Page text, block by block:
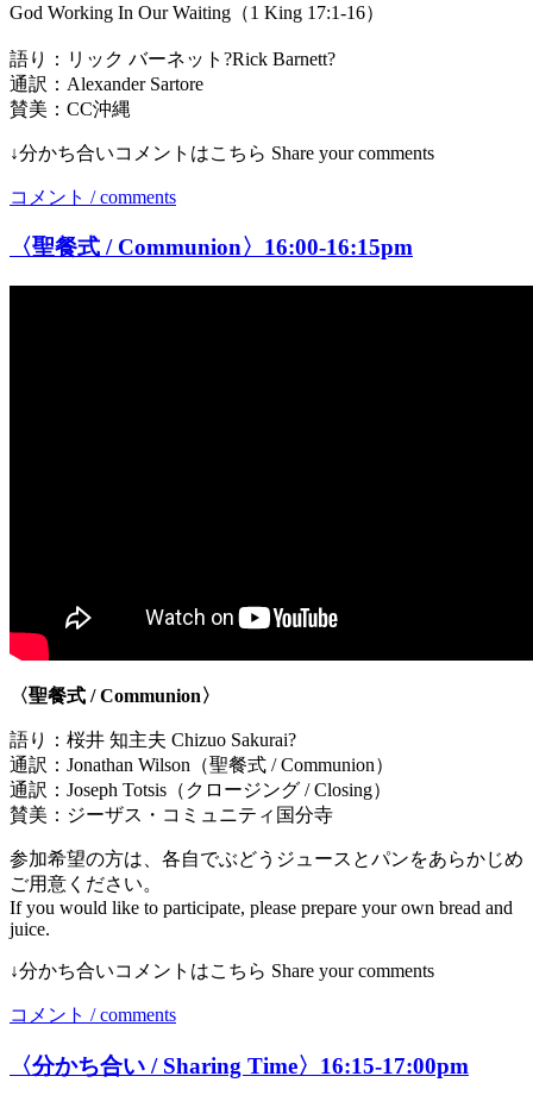
God Working In Our Waiting（1 King 17:1-16）
語り：リック バーネット?Rick Barnett?
通訳：Alexander Sartore
賛美：CC沖縄
↓分かち合いコメントはこちら Share your comments
コメント / comments
〈聖餐式 / Communion〉16:00-16:15pm
〈聖餐式 / Communion〉
語り：桜井 知主夫 Chizuo Sakurai?
通訳：Jonathan Wilson（聖餐式 / Communion）
通訳：Joseph Totsis（クロージング / Closing）
賛美：ジーザス・コミュニティ国分寺
参加希望の方は、各自でぶどうジュースとパンをあらかじめ
ご用意ください。
If you would like to participate, please prepare your own bread and
juice.
↓分かち合いコメントはこちら Share your comments
コメント / comments
〈分かち合い / Sharing Time〉16:15-17:00pm